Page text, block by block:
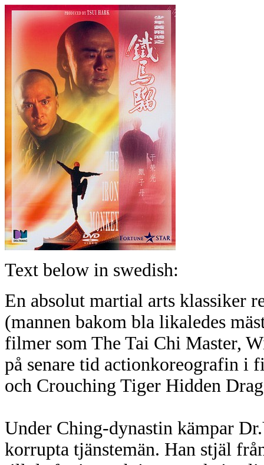
Text below in swedish:
En absolut martial arts klassiker
(mannen bakom bla likaledes
filmer som The Tai Chi Master,
på senare tid actionkoreografin i
och Crouching Tiger Hidden
Under Ching-dynastin kämpar
korrupta tjänstemän. Han stjäl